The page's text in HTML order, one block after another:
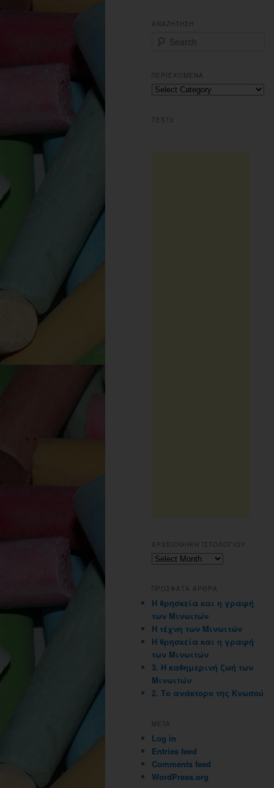
ΑΝΑΖΗΤΗΣΗ
r
c
h
ΠΕΡΙΕΧΟΜΕΝΑ
Περιεχομενα
TEST2
ΑΡΧΕΙΟΘΗΚΗ ΙΣΤΟΛΟΓΙΟΥ
Αρχειοθηκη
ΠΡΟΣΦΑΤΑ ΑΡΘΡΑ
Η θρησκεία και η γραφή
των Μινωιτών
Η τέχνη των Μινωιτών
Η θρησκεία και η γραφή
των Μινωιτών
3. Η καθημερινή ζωή των
Μινωιτών
2. Το ανάκτορο της Κνωσού
META
Log in
Entries feed
Comments feed
WordPress.org